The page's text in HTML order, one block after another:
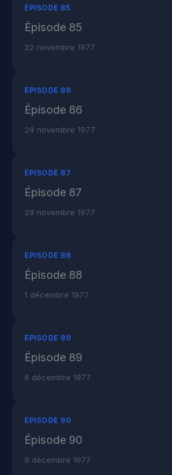
ÉPISODE 85
Épisode 85
22 novembre 1977
ÉPISODE 86
Épisode 86
24 novembre 1977
ÉPISODE 87
Épisode 87
29 novembre 1977
ÉPISODE 88
Épisode 88
1 décembre 1977
ÉPISODE 89
Épisode 89
6 décembre 1977
ÉPISODE 90
Épisode 90
8 décembre 1977